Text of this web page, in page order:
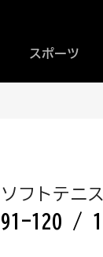
スポーツ
ソフトテニ
91-120 /